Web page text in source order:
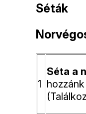
Séták
1
Séta a